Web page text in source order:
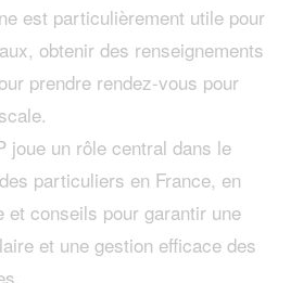
est particulièrement utile pour
obtenir des renseignements
prendre rendez-vous pour
joue un rôle central dans le
particuliers en France, en
et conseils pour garantir une
et une gestion efficace des